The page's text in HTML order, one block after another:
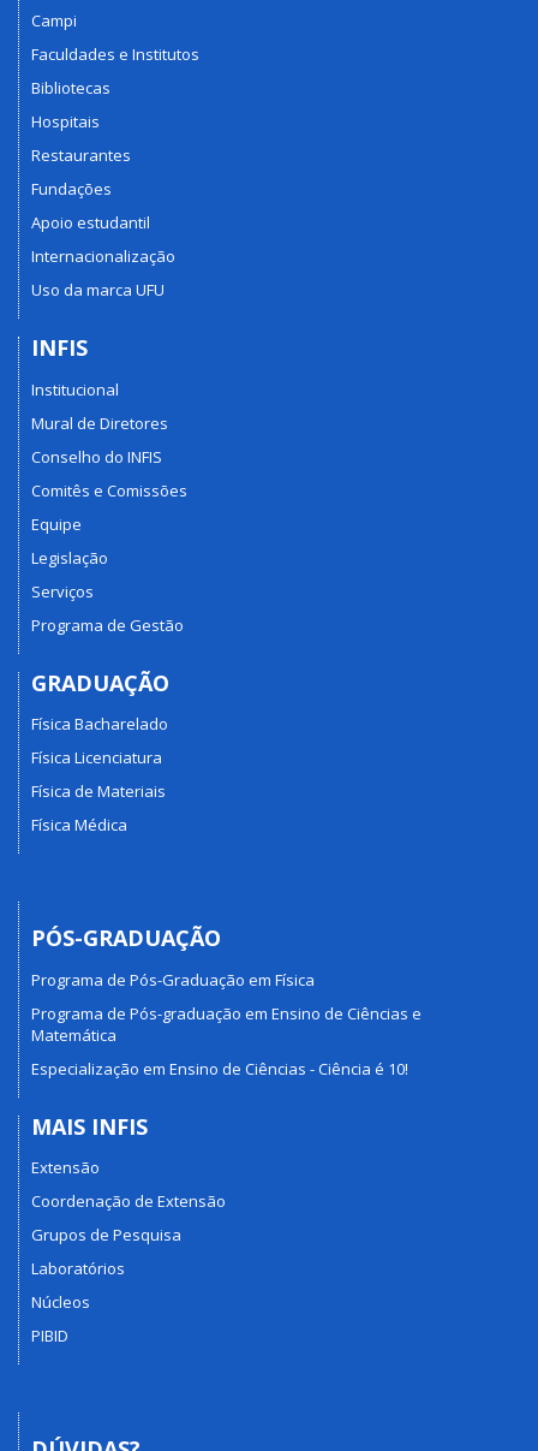
Campi
Faculdades e Institutos
Bibliotecas
Hospitais
Restaurantes
Fundações
Apoio estudantil
Internacionalização
Uso da marca UFU
INFIS
Institucional
Mural de Diretores
Conselho do INFIS
Comitês e Comissões
Equipe
Legislação
Serviços
Programa de Gestão
GRADUAÇÃO
Física Bacharelado
Física Licenciatura
Física de Materiais
Física Médica
PÓS-GRADUAÇÃO
Programa de Pós-Graduação em Física
Programa de Pós-graduação em Ensino de Ciências e
Matemática
Especialização em Ensino de Ciências - Ciência é 10!
MAIS INFIS
Extensão
Coordenação de Extensão
Grupos de Pesquisa
Laboratórios
Núcleos
PIBID